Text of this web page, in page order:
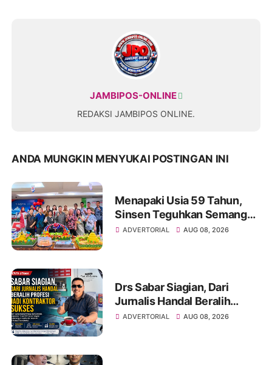
JAMBIPOS-ONLINE
REDAKSI JAMBIPOS ONLINE.
ANDA MUNGKIN MENYUKAI POSTINGAN INI
Menapaki Usia 59 Tahun,
Sinsen Teguhkan Semangat
“Sustainably Growing”
ADVERTORIAL AUG 08, 2026
Drs Sabar Siagian, Dari
Jurnalis Handal Beralih
Profesi Jadi Kontraktor
ADVERTORIAL AUG 08, 2026